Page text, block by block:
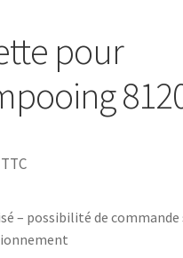
pour
TTC
– possibilité de commande